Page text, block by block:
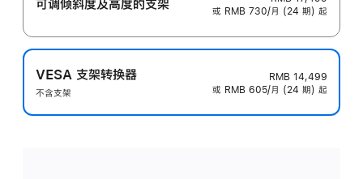
可调倾斜度及高‍度的支‍架
或 RMB 730/月 (24 期) 起
VESA 支架转换器
不含支架
RMB 14,499
或 RMB 605/月 (24 期) 起